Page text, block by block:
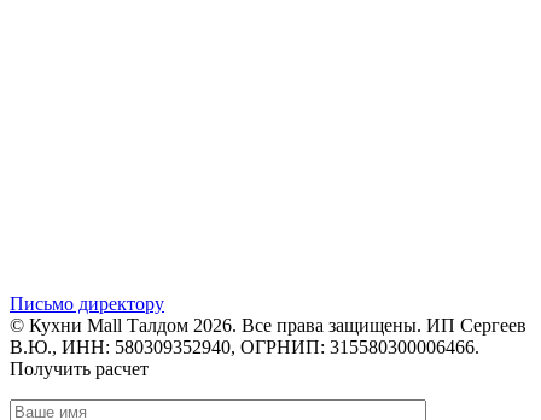
Письмо директору
© Кухни Mall Талдом 2026. Все права защищены. ИП Сергеев
В.Ю., ИНН: 580309352940, ОГРНИП: 315580300006466.
Получить расчет